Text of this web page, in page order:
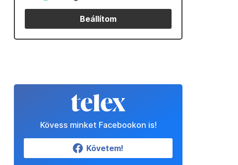
Beállítom
Kövess minket Facebookon is!
Követem!